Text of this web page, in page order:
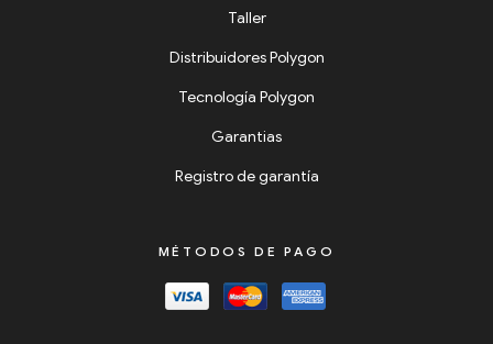
Taller
Distribuidores Polygon
Tecnología Polygon
Garantias
Registro de garantía
MÉTODOS DE PAGO